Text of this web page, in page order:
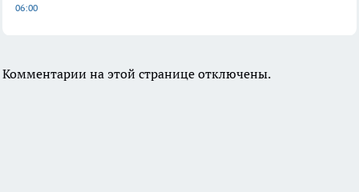
06:00
Комментарии на этой странице отключены.